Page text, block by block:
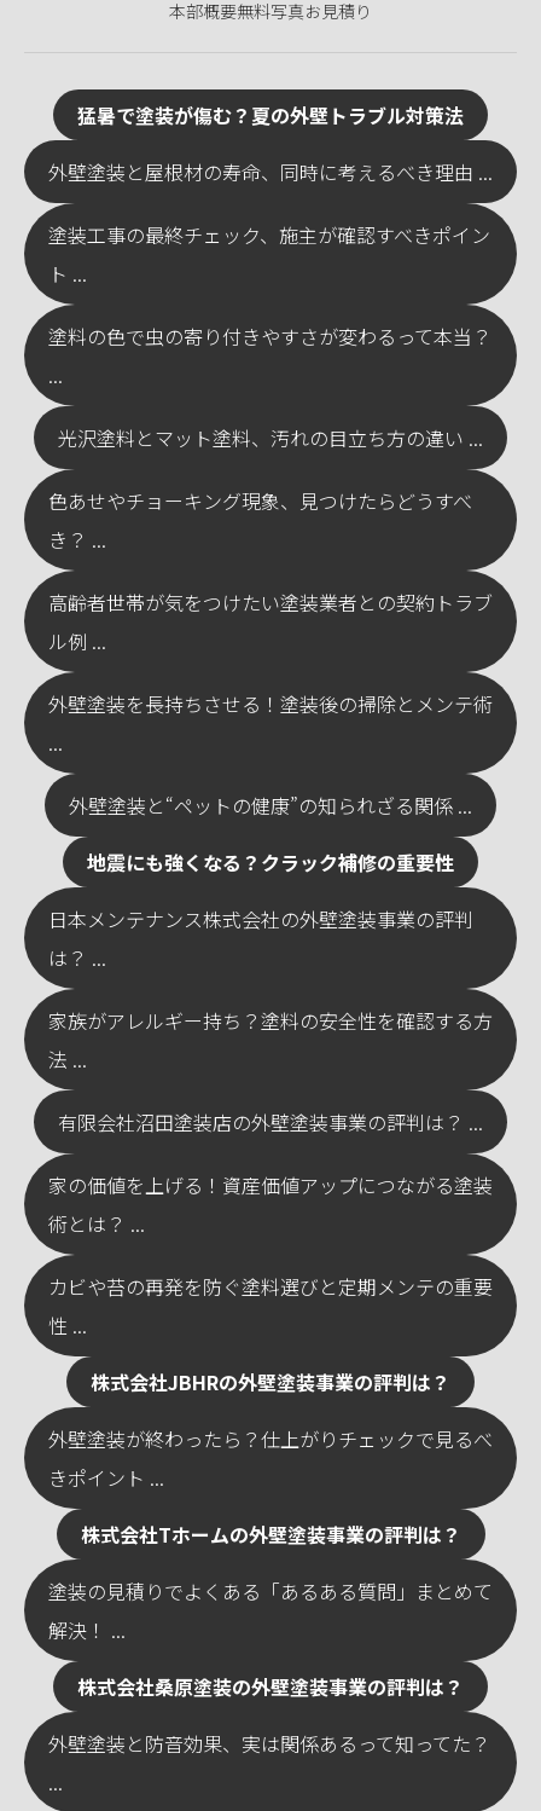
本部概要無料写真お見積り
猛暑で塗装が傷む？夏の外壁トラブル対策法
外壁塗装と屋根材の寿命、同時に考えるべき理由 ...
塗装工事の最終チェック、施主が確認すべきポイン
ト ...
塗料の色で虫の寄り付きやすさが変わるって本当？
...
光沢塗料とマット塗料、汚れの目立ち方の違い ...
色あせやチョーキング現象、見つけたらどうすべ
き？ ...
高齢者世帯が気をつけたい塗装業者との契約トラブ
ル例 ...
外壁塗装を長持ちさせる！塗装後の掃除とメンテ術
...
外壁塗装と“ペットの健康”の知られざる関係 ...
地震にも強くなる？クラック補修の重要性
日本メンテナンス株式会社の外壁塗装事業の評判
は？ ...
家族がアレルギー持ち？塗料の安全性を確認する方
法 ...
有限会社沼田塗装店の外壁塗装事業の評判は？ ...
家の価値を上げる！資産価値アップにつながる塗装
術とは？ ...
カビや苔の再発を防ぐ塗料選びと定期メンテの重要
性 ...
株式会社JBHRの外壁塗装事業の評判は？
外壁塗装が終わったら？仕上がりチェックで見るべ
きポイント ...
株式会社Tホームの外壁塗装事業の評判は？
塗装の見積りでよくある「あるある質問」まとめて
解決！ ...
株式会社桑原塗装の外壁塗装事業の評判は？
外壁塗装と防音効果、実は関係あるって知ってた？
...